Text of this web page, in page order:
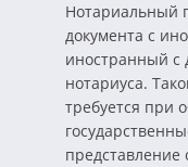
Нотариальный
документа с
иностранный с
нотариуса.
требуется при